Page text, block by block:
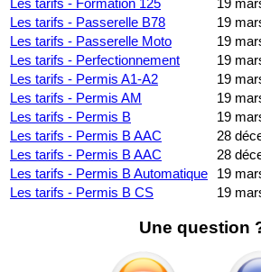
Les tarifs - Passerelle B78
19
Les tarifs - Passerelle Moto
19
Les tarifs - Perfectionnement
19
Les tarifs - Permis A1-A2
19
Les tarifs - Permis AM
19
Les tarifs - Permis B
19
Les tarifs - Permis B AAC
28
Les tarifs - Permis B AAC
28
Les tarifs - Permis B Automatique
19
Les tarifs - Permis B CS
19
Une question